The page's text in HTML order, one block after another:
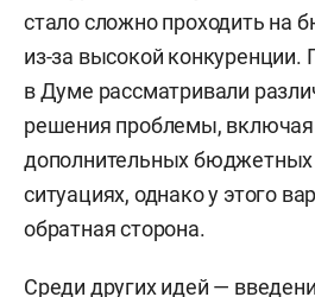
стало сложно проходить на
из-за высокой
в Думе рассматривали
решения проблемы,
дополнительных бюджетных
ситуациях, однако у этого
обратная сторона.
Среди других идей —